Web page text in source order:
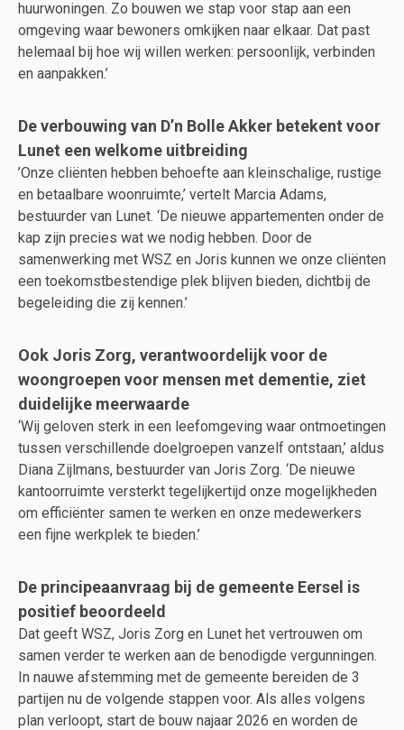
huurwoningen. Zo bouwen we stap voor stap aan een
omgeving waar bewoners omkijken naar elkaar. Dat past
helemaal bij hoe wij willen werken: persoonlijk, verbinden
en aanpakken.’
De verbouwing van D’n Bolle Akker betekent voor
Lunet een welkome uitbreiding
’Onze cliënten hebben behoefte aan kleinschalige, rustige
en betaalbare woonruimte,’ vertelt Marcia Adams,
bestuurder van Lunet. ‘De nieuwe appartementen onder de
kap zijn precies wat we nodig hebben. Door de
samenwerking met WSZ en Joris kunnen we onze cliënten
een toekomstbestendige plek blijven bieden, dichtbij de
begeleiding die zij kennen.’
Ook Joris Zorg, verantwoordelijk voor de
woongroepen voor mensen met dementie, ziet
duidelijke meerwaarde
‘Wij geloven sterk in een leefomgeving waar ontmoetingen
tussen verschillende doelgroepen vanzelf ontstaan,’ aldus
Diana Zijlmans, bestuurder van Joris Zorg. ‘De nieuwe
kantoorruimte versterkt tegelijkertijd onze mogelijkheden
om efficiënter samen te werken en onze medewerkers
een fijne werkplek te bieden.’
De principeaanvraag bij de gemeente Eersel is
positief beoordeeld
Dat geeft WSZ, Joris Zorg en Lunet het vertrouwen om
samen verder te werken aan de benodigde vergunningen.
In nauwe afstemming met de gemeente bereiden de 3
partijen nu de volgende stappen voor. Als alles volgens
plan verloopt, start de bouw najaar 2026 en worden de